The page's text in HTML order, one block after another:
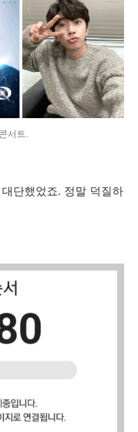
서트.
단했었죠. 정말 덕질하